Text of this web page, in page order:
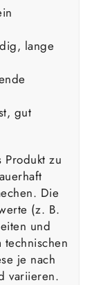
lange
gut
Produkt zu
Die
(z. B.
und
je nach
variieren.